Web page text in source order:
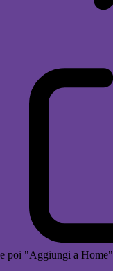
e poi "Aggiungi a Home"